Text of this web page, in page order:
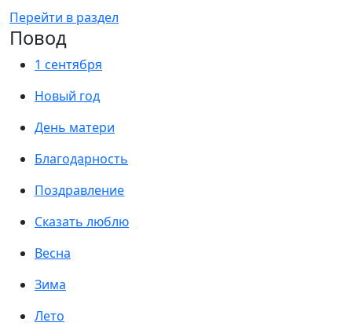
Перейти в раздел
Повод
1 сентября
Новый год
День матери
Благодарность
Поздравление
Сказать люблю
Весна
Зима
Лето